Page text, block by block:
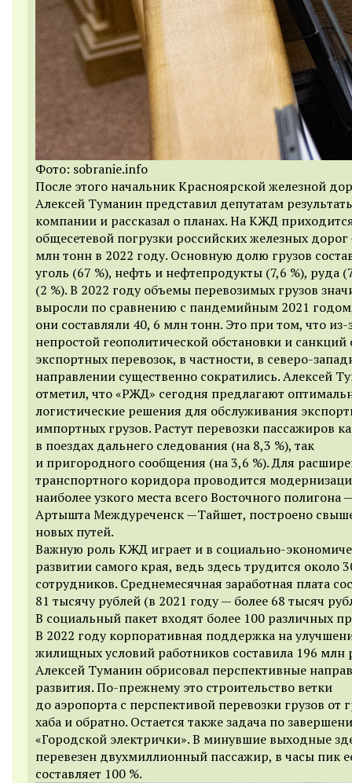
Фото: sobranie.info
После этого начальник Красноярской железной
Алексей Туманин представил депутатам
компании и рассказал о планах. На КЖД
общесетевой погрузки российских железных
млн тонн в 2022 году. Основную долю грузов
уголь (67 %), нефть и нефтепродукты (7,6 %), руда
(2 %). В 2022 году объемы перевозимых грузов
выросли по сравнению с пандемийным 2021
они составляли 40, 6 млн тонн. Это при том, что из-
непростой геополитической обстановки и
экспортных перевозок, в частности, в северо-
направлении существенно сократились. Алексей
отметил, что «РЖД» сегодня предлагают
логистические решения для обслуживания
импортных грузов. Растут перевозки пассажиров
в поездах дальнего следования (на 8,3 %), так
и пригородного сообщения (на 3,6 %). Для
транспортного коридора проводится
наиболее узкого места всего Восточного полигона
Артышта Междуреченск —Тайшет, построено
новых путей.
Важную роль КЖД играет и в социально-
развитии самого края, ведь здесь трудится около
сотрудников. Среднемесячная заработная плата
81 тысячу рублей (в 2021 году — более 68 тысяч
В социальный пакет входят более 100 различных
В 2022 году корпоративная поддержка на
жилищных условий работников составила 196 млн
Алексей Туманин обрисовал перспективные
развития. По-прежнему это строительство ветки
до аэропорта с перспективой перевозки грузов от
хаба и обратно. Остается также задача по
«Городской электрички». В минувшие выходные
перевезен двухмиллионный пассажир, в часы пик
составляет 100 %.